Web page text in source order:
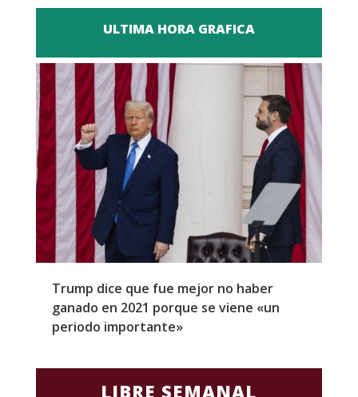
ULTIMA HORA GRAFICA
Trump dice que fue mejor no haber
ganado en 2021 porque se viene «un
periodo importante»
LIBRE SEMANAL